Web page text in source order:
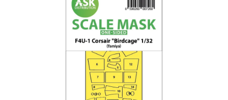
DOPLŇKY K MODELŮM
BARVY A POMŮCKY